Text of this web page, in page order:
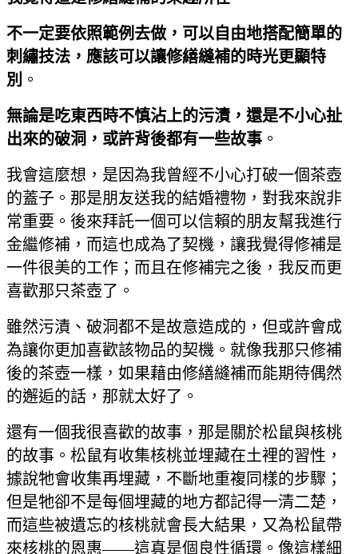
不一定要依照範例去做，可以自由地搭配簡單的
刺繡技法，應該可以讓修繕縫補的時光更顯特
別 。
無論是吃東西時不慎沾上的污漬，還是不小心扯
出來的破洞，或許背後都有一些故事 。
我會這麼想，是因為我曾經不小心打破一個茶壺
的蓋子。那是朋友送我的結婚禮物，對我來說非
常重要。後來拜託一個可以信賴的朋友幫我進行
金繼修補，而這也成為了契機，讓我覺得修補是
一件很美的工作；而且在修補完之後，我反而更
喜歡那只茶壺了。
雖然污漬、破洞都不是故意造成的，但或許會成
為讓你更加喜歡該物品的契機。就像我那只修補
後的茶壺一樣，如果藉由修繕縫補而能期待偶然
的邂逅的話，那就太好了。
還有一個我很喜歡的故事，那是關於松鼠與核桃
的故事。松鼠有收集核桃並埋藏在土裡的習性，
據說牠會收集再埋藏，不斷地重複同樣的步驟；
但是牠卻不是每個埋藏的地方都記得一清二楚，
而這些被遺忘的核桃就會長大結果，又為松鼠帶
來核桃的恩惠——這真是個良性循環。像這樣細